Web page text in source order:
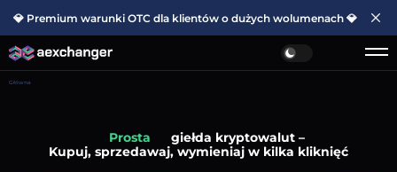
💎 Premium warunki OTC dla klientów o dużych wolumenach 💎
Główna
Prosta
giełda kryptowalut –
Kupuj, sprzedawaj, wymieniaj w kilka kliknięć